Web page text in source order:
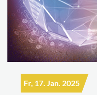
Fr, 17. Jan. 2025